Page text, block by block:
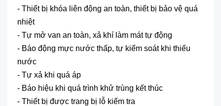
- Thiết bị khóa liên động an toàn, thiết bị bảo vệ quá
nhiệt
- Tự mở van an toàn, xả khí làm mát tự động
- Báo động mực nước thấp, tự kiểm soát khi thiếu
nước
- Tự xả khi quá áp
- Báo hiệu khi quá trình khử trùng kết thúc
- Thiết bị được trang bị lỗ kiểm tra